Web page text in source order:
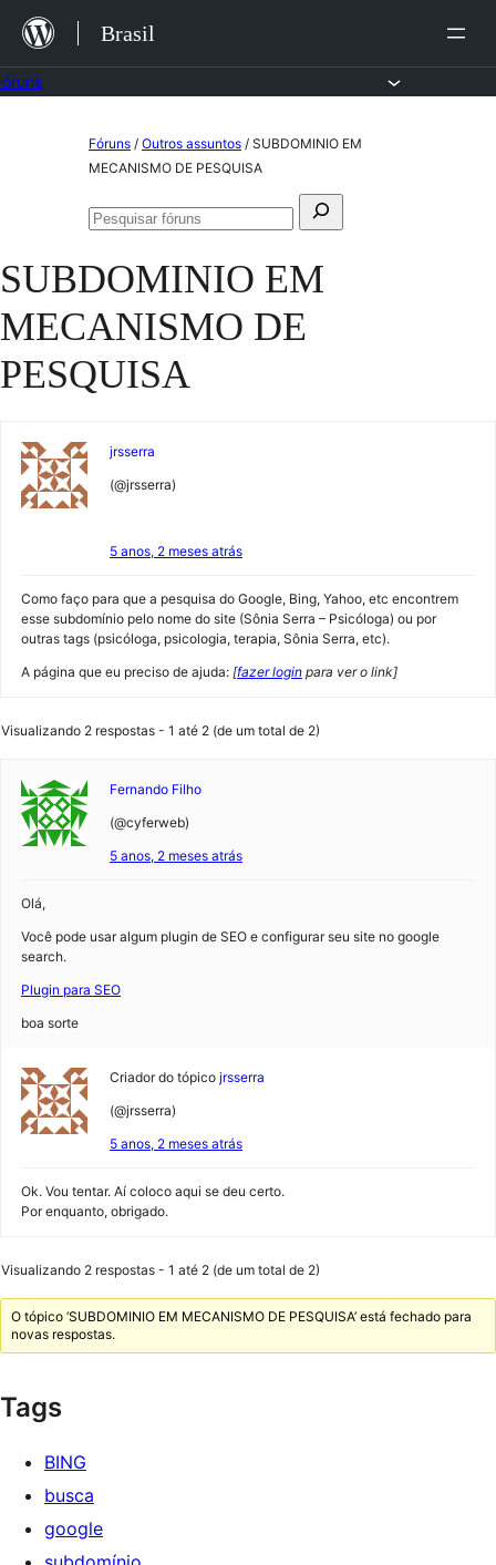
para
o
Brasil
Fóruns / Outros assuntos / SUBDOMINIO EM
MECANISMO DE PESQUISA
Pesquisar
Pesquisar
SUBDOMINIO EM
MECANISMO DE
PESQUISA
jrsserra
(@jrsserra)
5 anos, 2 meses atrás
Como faço para que a pesquisa do Google, Bing, Yahoo, etc encontrem
esse subdomínio pelo nome do site (Sônia Serra – Psicóloga) ou por
outras tags (psicóloga, psicologia, terapia, Sônia Serra, etc).
A página que eu preciso de ajuda: [fazer login para ver o link]
Visualizando 2 respostas - 1 até 2 (de um total de 2)
Fernando Filho
(@cyferweb)
5 anos, 2 meses atrás
Olá,
Você pode usar algum plugin de SEO e configurar seu site no google
search.
Plugin para SEO
boa sorte
Criador do tópico jrsserra
(@jrsserra)
5 anos, 2 meses atrás
Ok. Vou tentar. Aí coloco aqui se deu certo.
Por enquanto, obrigado.
Visualizando 2 respostas - 1 até 2 (de um total de 2)
O tópico ‘SUBDOMINIO EM MECANISMO DE PESQUISA’ está fechado para
novas respostas.
Tags
BING
busca
google